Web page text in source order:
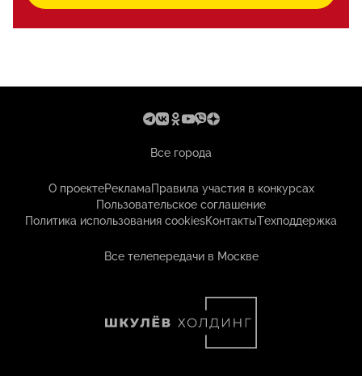
Все города
О проектеРекламаПравила участия в конкурсах
Пользовательское соглашение
Политика использования cookiesКонтактыТехподдержка
Все телепередачи в Москве